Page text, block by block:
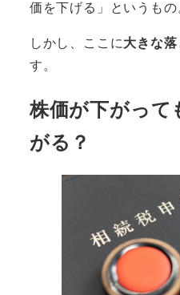
価を下げる」というもの
しかし、ここに大きな落
す。
株価が下がって
がる？